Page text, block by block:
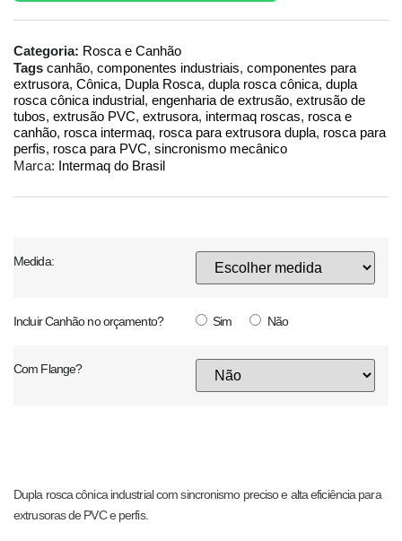
Categoria: Rosca e Canhão
Tags canhão, componentes industriais, componentes para
extrusora, Cônica, Dupla Rosca, dupla rosca cônica, dupla
rosca cônica industrial, engenharia de extrusão, extrusão de
tubos, extrusão PVC, extrusora, intermaq roscas, rosca e
canhão, rosca intermaq, rosca para extrusora dupla, rosca para
perfis, rosca para PVC, sincronismo mecânico
Marca: Intermaq do Brasil
Medida:
Incluir Canhão no orçamento? Sim Não
Com Flange?
Dupla rosca cônica industrial com sincronismo preciso e alta eficiência para
extrusoras de PVC e perfis.